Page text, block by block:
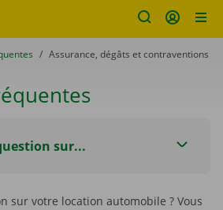
to
Assurance, dégâts et contraventions
sur...
sur votre location automobile ? Vous